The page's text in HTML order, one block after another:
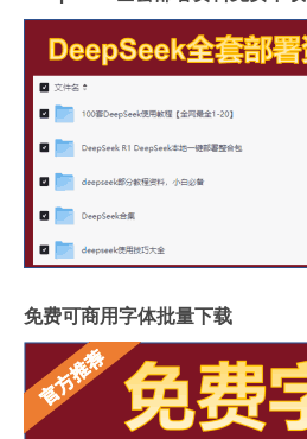
免费可商用字体批量下载